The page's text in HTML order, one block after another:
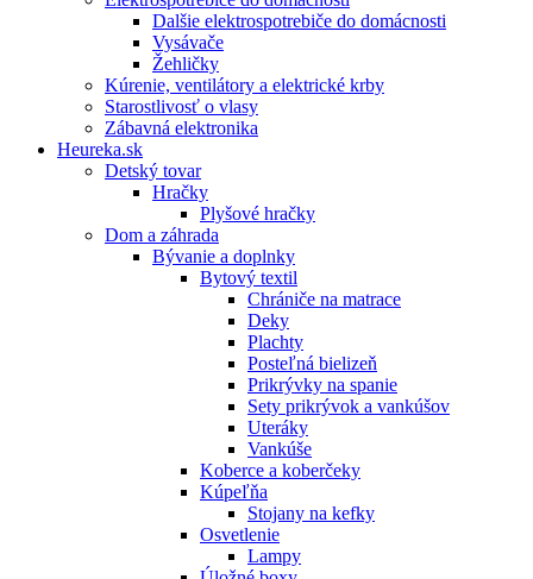
Dalšie elektrospotrebiče do domácnosti
Vysávače
Žehličky
Kúrenie, ventilátory a elektrické krby
Starostlivosť o vlasy
Zábavná elektronika
Heureka.sk
Detský tovar
Hračky
Plyšové hračky
Dom a záhrada
Bývanie a doplnky
Bytový textil
Chrániče na matrace
Deky
Plachty
Posteľná bielizeň
Prikrývky na spanie
Sety prikrývok a vankúšov
Uteráky
Vankúše
Koberce a koberčeky
Kúpeľňa
Stojany na kefky
Osvetlenie
Lampy